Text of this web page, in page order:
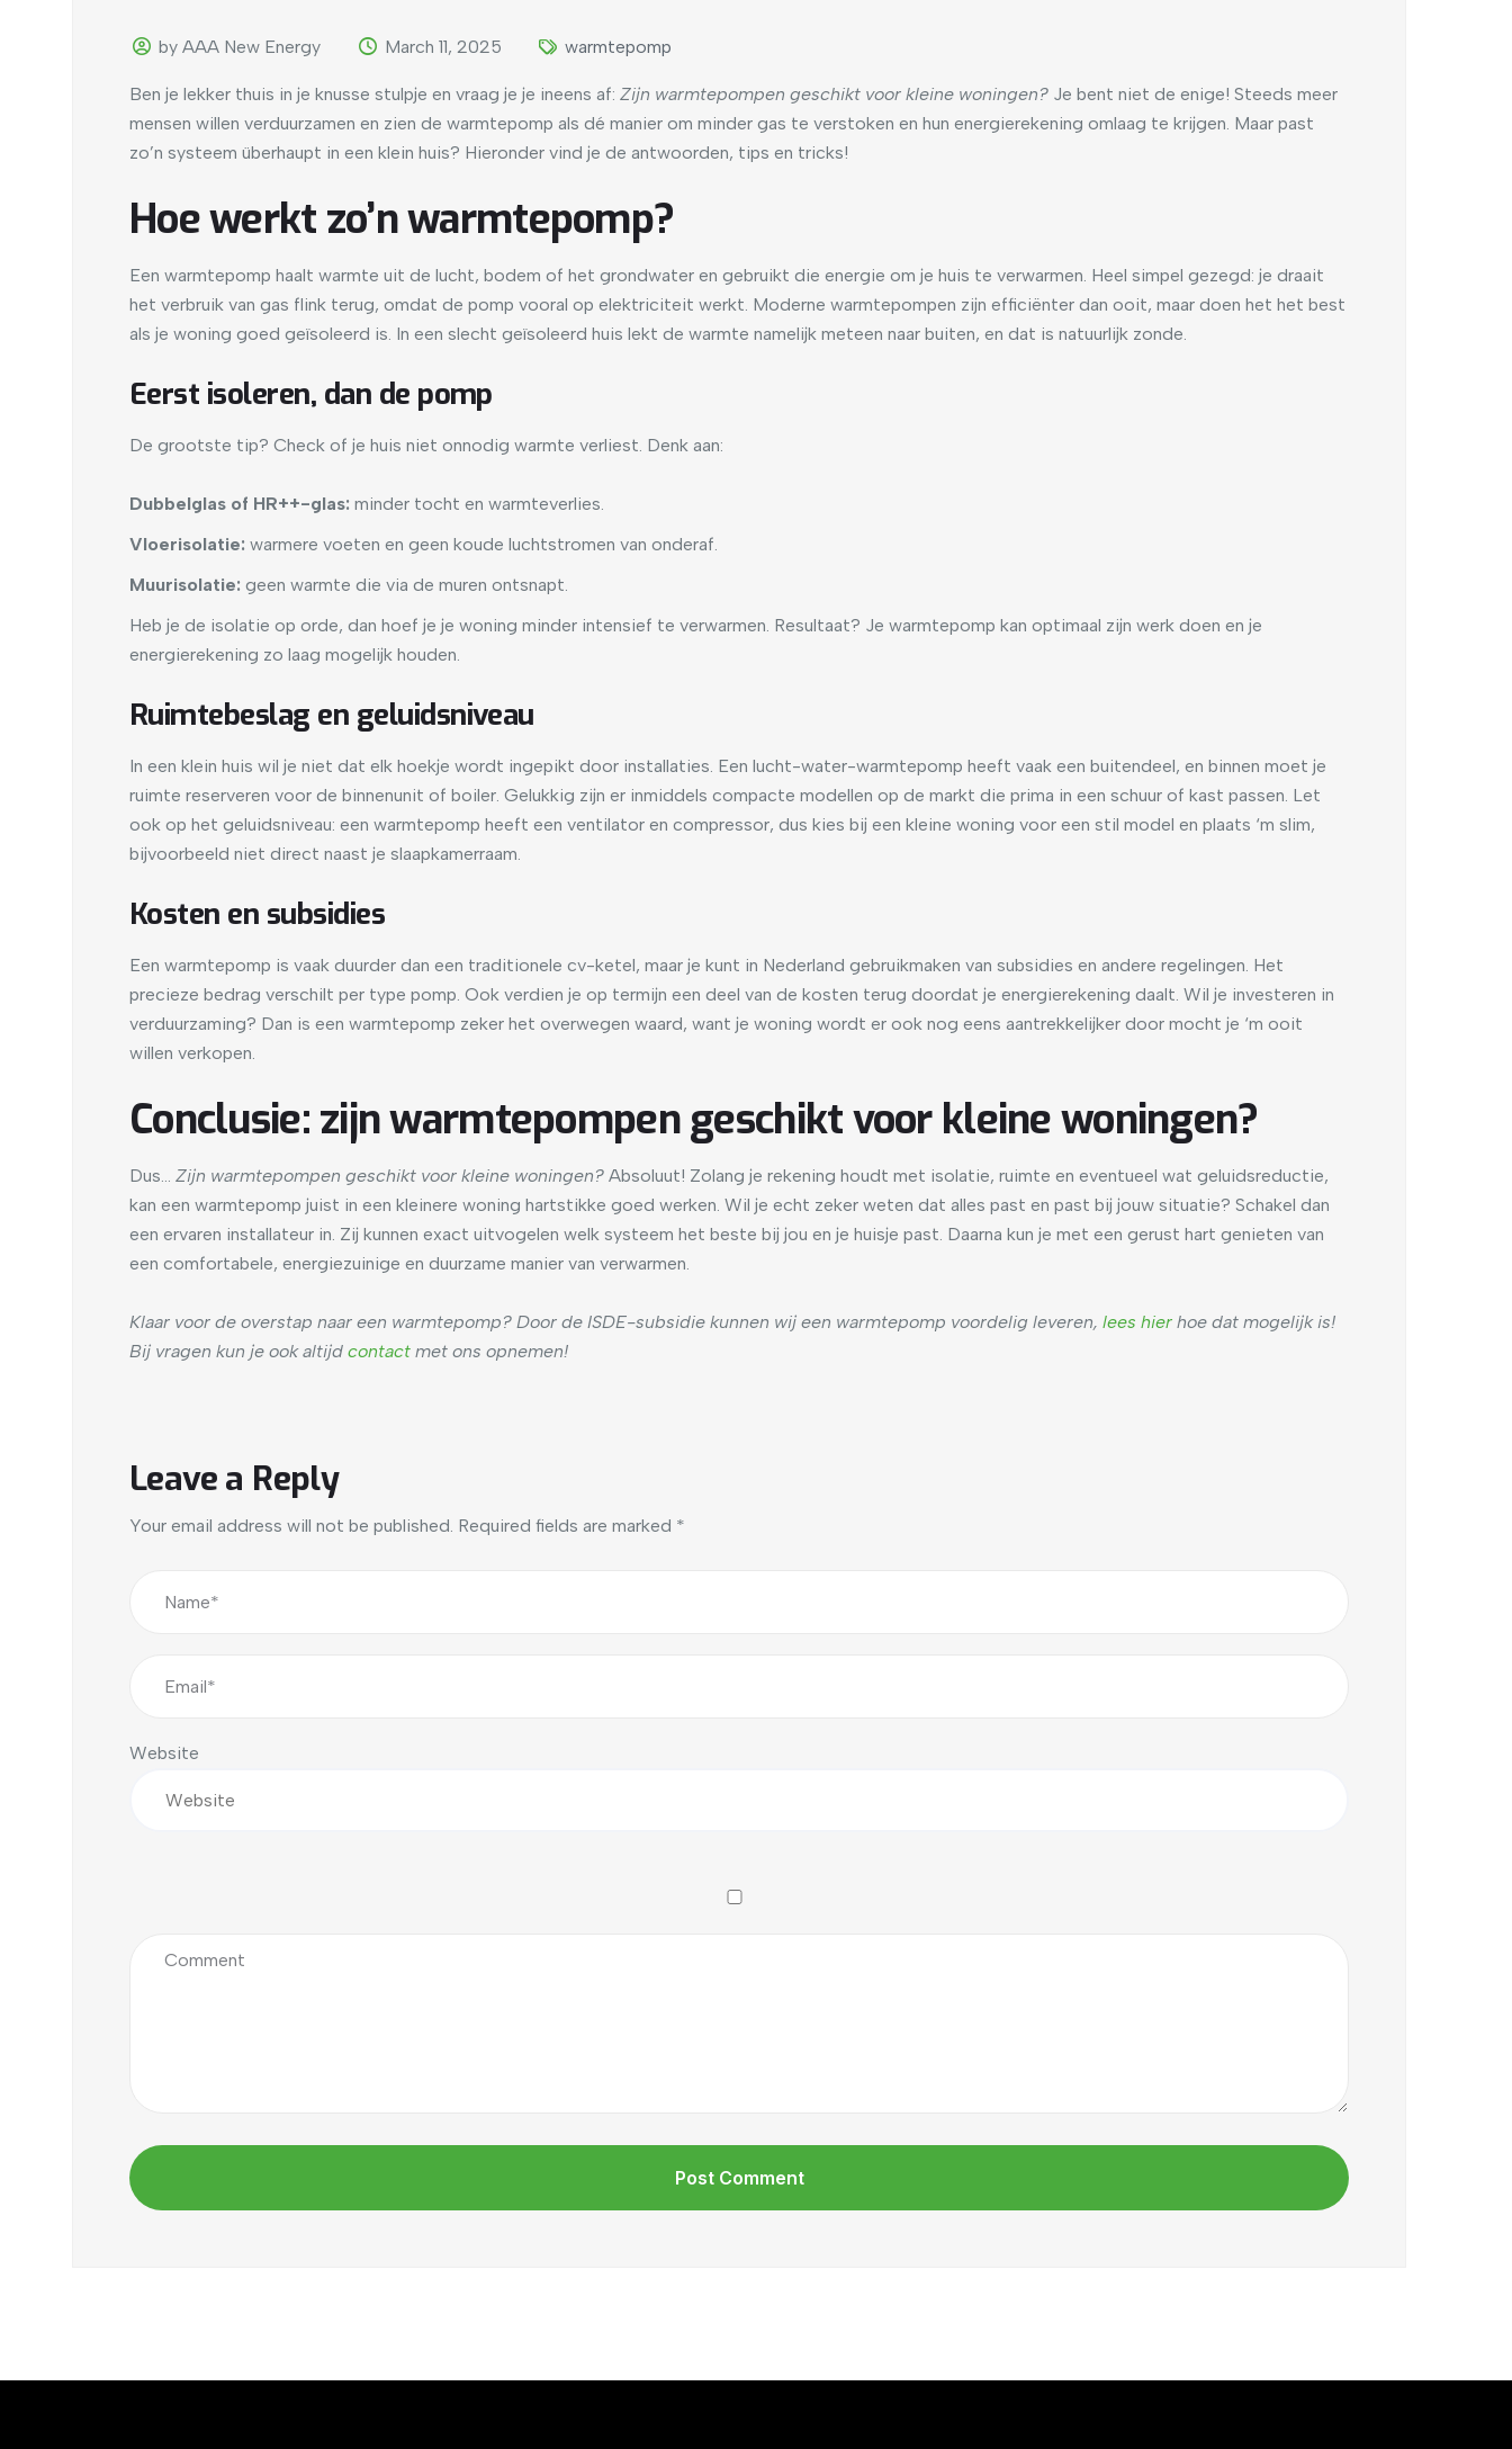
by AAA New Energy March 11, 2025 warmtepomp
Ben je lekker thuis in je knusse stulpje en vraag je je ineens af: Zijn warmtepompen geschikt voor kleine woningen? Je bent niet de enige! Steeds meer
mensen willen verduurzamen en zien de warmtepomp als dé manier om minder gas te verstoken en hun energierekening omlaag te krijgen. Maar past
zo’n systeem überhaupt in een klein huis? Hieronder vind je de antwoorden, tips en tricks!
Hoe werkt zo’n warmtepomp?
Een warmtepomp haalt warmte uit de lucht, bodem of het grondwater en gebruikt die energie om je huis te verwarmen. Heel simpel gezegd: je draait
het verbruik van gas flink terug, omdat de pomp vooral op elektriciteit werkt. Moderne warmtepompen zijn efficiënter dan ooit, maar doen het het best
als je woning goed geïsoleerd is. In een slecht geïsoleerd huis lekt de warmte namelijk meteen naar buiten, en dat is natuurlijk zonde.
Eerst isoleren, dan de pomp
De grootste tip? Check of je huis niet onnodig warmte verliest. Denk aan:
Dubbelglas of HR++-glas: minder tocht en warmteverlies.
Vloerisolatie: warmere voeten en geen koude luchtstromen van onderaf.
Muurisolatie: geen warmte die via de muren ontsnapt.
Heb je de isolatie op orde, dan hoef je je woning minder intensief te verwarmen. Resultaat? Je warmtepomp kan optimaal zijn werk doen en je
energierekening zo laag mogelijk houden.
Ruimtebeslag en geluidsniveau
In een klein huis wil je niet dat elk hoekje wordt ingepikt door installaties. Een lucht-water-warmtepomp heeft vaak een buitendeel, en binnen moet je
ruimte reserveren voor de binnenunit of boiler. Gelukkig zijn er inmiddels compacte modellen op de markt die prima in een schuur of kast passen. Let
ook op het geluidsniveau: een warmtepomp heeft een ventilator en compressor, dus kies bij een kleine woning voor een stil model en plaats ‘m slim,
bijvoorbeeld niet direct naast je slaapkamerraam.
Kosten en subsidies
Een warmtepomp is vaak duurder dan een traditionele cv-ketel, maar je kunt in Nederland gebruikmaken van subsidies en andere regelingen. Het
precieze bedrag verschilt per type pomp. Ook verdien je op termijn een deel van de kosten terug doordat je energierekening daalt. Wil je investeren in
verduurzaming? Dan is een warmtepomp zeker het overwegen waard, want je woning wordt er ook nog eens aantrekkelijker door mocht je ‘m ooit
willen verkopen.
Conclusie: zijn warmtepompen geschikt voor kleine woningen?
Dus… Zijn warmtepompen geschikt voor kleine woningen? Absoluut! Zolang je rekening houdt met isolatie, ruimte en eventueel wat geluidsreductie,
kan een warmtepomp juist in een kleinere woning hartstikke goed werken. Wil je echt zeker weten dat alles past en past bij jouw situatie? Schakel dan
een ervaren installateur in. Zij kunnen exact uitvogelen welk systeem het beste bij jou en je huisje past. Daarna kun je met een gerust hart genieten van
een comfortabele, energiezuinige en duurzame manier van verwarmen.
Klaar voor de overstap naar een warmtepomp? Door de ISDE-subsidie kunnen wij een warmtepomp voordelig leveren, lees hier hoe dat mogelijk is!
Bij vragen kun je ook altijd contact met ons opnemen!
Leave a Reply
Your email address will not be published. Required fields are marked *
Website